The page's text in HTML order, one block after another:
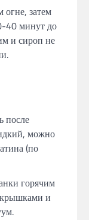
огне, затем
40 минут до
и сироп не
после
можно
(по
горячим
крышками и